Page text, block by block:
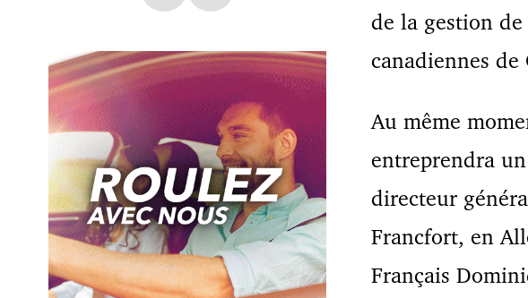
de la gestion de
canadiennes de
Au même
entreprendra
directeur
Francfort, en
Français